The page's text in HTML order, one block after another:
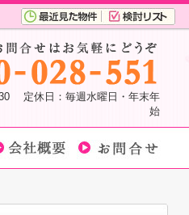
定休日：毎週水曜日・年末年
始